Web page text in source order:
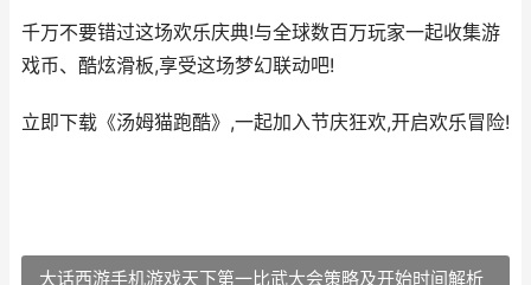
千万不要错过这场欢乐庆典!与全球数百万玩家一起收集游
戏币、酷炫滑板,享受这场梦幻联动吧!
立即下载《汤姆猫跑酷》,一起加入节庆狂欢,开启欢乐冒险!
大话西游手机游戏天下第一比武大会策略及开始时间解析